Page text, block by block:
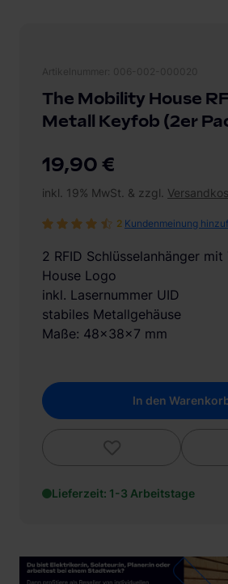
19,90 €
inkl. 19% MwSt. & zzgl.
2 Kundenmeinung
2 RFID Schlüsselanhänger
House Logo
inkl. Lasernummer UID
stabiles Metallgehäuse
Maße: 48x38x7 mm
In den
Lieferzeit: 1-3 Arbeitstage
The Mobility House
Metall Keyfob (2er